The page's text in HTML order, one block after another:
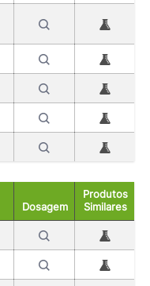
Dosagem
Produtos
Similares